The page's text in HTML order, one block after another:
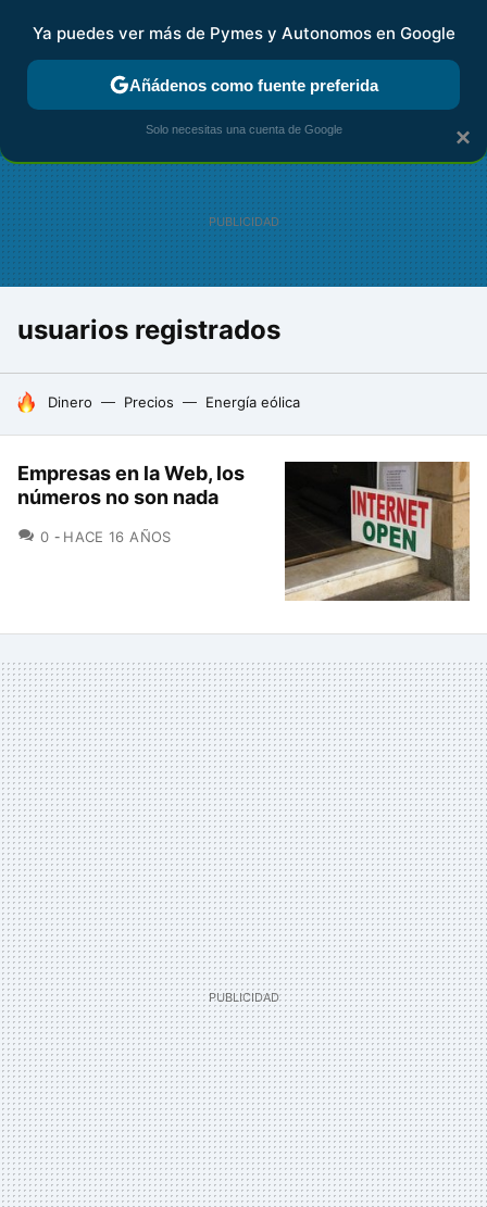
FISCALIDAD Y CONTABILIDAD KIT DIGITAL RENTA
usuarios registrados
HOY SE HABLA DE
Dinero Precios Energía eólica
Empresas en la Web, los
números no son nada
0 COMENTARIOS
HACE 16 AÑOS
×
Ya puedes ver más de Pymes y Autonomos en Google
Añádenos como fuente preferida
Solo necesitas una cuenta de Google